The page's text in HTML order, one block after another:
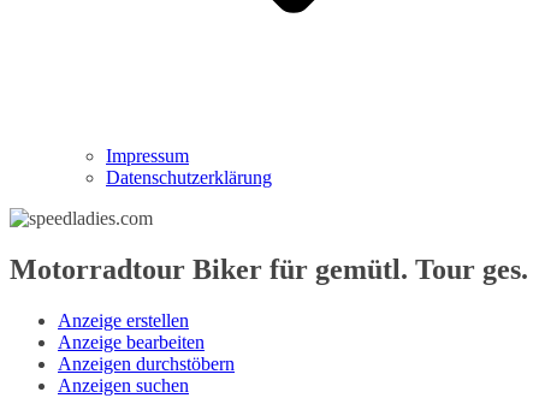
Impressum
Datenschutzerklärung
Motorradtour Biker für gemütl. Tour ges.
Anzeige erstellen
Anzeige bearbeiten
Anzeigen durchstöbern
Anzeigen suchen